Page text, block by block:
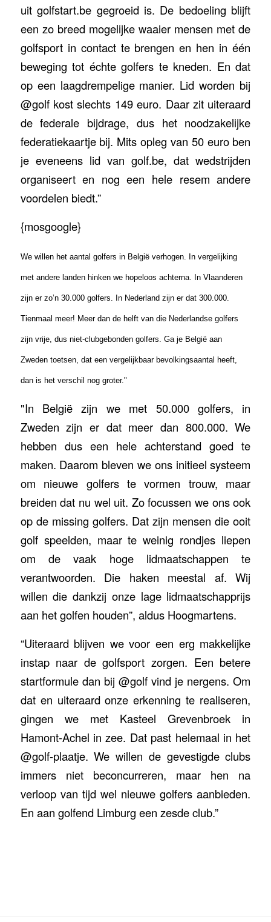
uit golfstart.be gegroeid is. De bedoeling blijft
een zo breed mogelijke waaier mensen met de
golfsport in contact te brengen en hen in één
beweging tot échte golfers te kneden. En dat
op een laagdrempelige manier. Lid worden bij
@golf kost slechts 149 euro. Daar zit uiteraard
de federale bijdrage, dus het noodzakelijke
federatiekaartje bij. Mits opleg van 50 euro ben
je eveneens lid van golf.be, dat wedstrijden
organiseert en nog een hele resem andere
voordelen biedt.”
{mosgoogle}
We willen het aantal golfers in België verhogen. In vergelijking
met andere landen hinken we hopeloos achterna. In Vlaanderen
zijn er zo’n 30.000 golfers. In Nederland zijn er dat 300.000.
Tienmaal meer! Meer dan de helft van die Nederlandse golfers
zijn vrije, dus niet-clubgebonden golfers. Ga je België aan
Zweden toetsen, dat een vergelijkbaar bevolkingsaantal heeft,
dan is het verschil nog groter."
"In België zijn we met 50.000 golfers, in
Zweden zijn er dat meer dan 800.000. We
hebben dus een hele achterstand goed te
maken. Daarom bleven we ons initieel systeem
om nieuwe golfers te vormen trouw, maar
breiden dat nu wel uit. Zo focussen we ons ook
op de missing golfers. Dat zijn mensen die ooit
golf speelden, maar te weinig rondjes liepen
om de vaak hoge lidmaatschappen te
verantwoorden. Die haken meestal af. Wij
willen die dankzij onze lage lidmaatschapprijs
aan het golfen houden”, aldus Hoogmartens.
“Uiteraard blijven we voor een erg makkelijke
instap naar de golfsport zorgen. Een betere
startformule dan bij @golf vind je nergens. Om
dat en uiteraard onze erkenning te realiseren,
gingen we met Kasteel Grevenbroek in
Hamont-Achel in zee. Dat past helemaal in het
@golf-plaatje. We willen de gevestigde clubs
immers niet beconcurreren, maar hen na
verloop van tijd wel nieuwe golfers aanbieden.
En aan golfend Limburg een zesde club.”